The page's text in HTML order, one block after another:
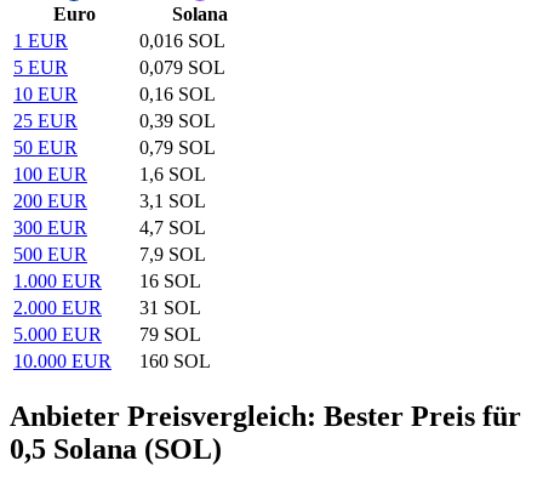
Euro
Solana
1 EUR
0,016 SOL
5 EUR
0,079 SOL
10 EUR
0,16 SOL
25 EUR
0,39 SOL
50 EUR
0,79 SOL
100 EUR
1,6 SOL
200 EUR
3,1 SOL
300 EUR
4,7 SOL
500 EUR
7,9 SOL
1.000 EUR
16 SOL
2.000 EUR
31 SOL
5.000 EUR
79 SOL
10.000 EUR
160 SOL
Anbieter Preisvergleich: Bester Preis für
0,5 Solana (SOL)